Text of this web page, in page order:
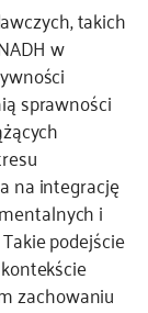
takich
w
sprawności
na integrację
i
podejście
zachowaniu